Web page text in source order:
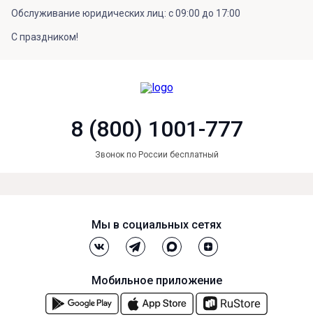
Обслуживание юридических лиц: с 09:00 до 17:00
С праздником!
8 (800) 1001-777
Звонок по России бесплатный
Мы в социальных сетях
Мобильное приложение